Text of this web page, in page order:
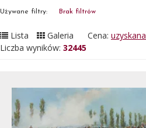
Używane filtry: Brak filtrów
Lista Galeria Cena: uzyskana
Liczba wyników: 32445